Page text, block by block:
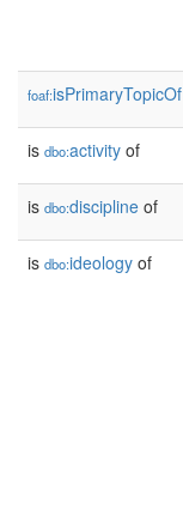
foaf:isPrimaryTopicOf
is dbo:activity of
is dbo:discipline of
is dbo:ideology of